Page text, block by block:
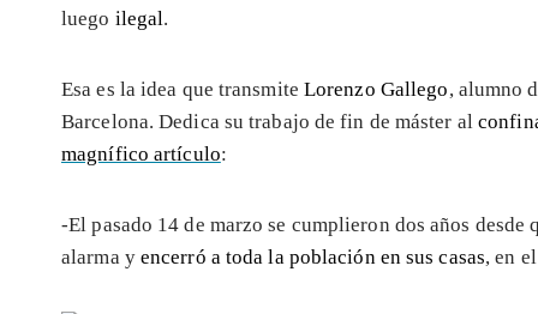
luego ilegal.
Esa es la idea que transmite Lorenzo Gallego, alumno
Barcelona. Dedica su trabajo de fin de máster al
magnífico artículo:
-El pasado 14 de marzo se cumplieron dos años
alarma y encerró a toda la población en sus casas, en